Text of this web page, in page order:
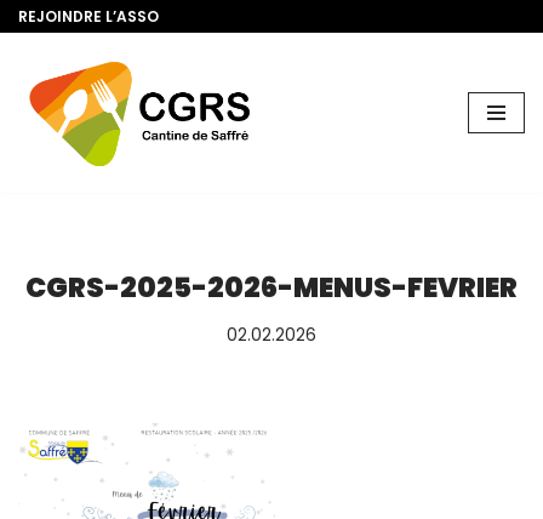
au
contenu
REJOINDRE L’ASSO
CGRS-2025-2026-MENUS-FEVRIER
02.02.2026